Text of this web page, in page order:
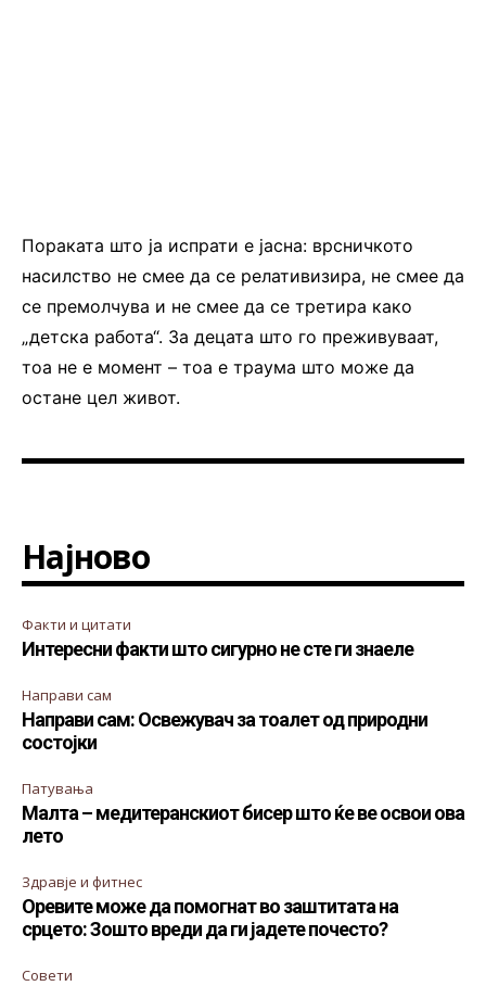
Пораката што ја испрати е јасна: врсничкото
насилство не смее да се релативизира, не смее да
се премолчува и не смее да се третира како
„детска работа“. За децата што го преживуваат,
тоа не е момент – тоа е траума што може да
остане цел живот.
Најново
Факти и цитати
Интересни факти што сигурно не сте ги знаеле
Направи сам
Направи сам: Освежувач за тоалет од природни
состојки
Патувања
Малта – медитеранскиот бисер што ќе ве освои ова
лето
Здравје и фитнес
Оревите може да помогнат во заштитата на
срцето: Зошто вреди да ги јадете почесто?
Совети